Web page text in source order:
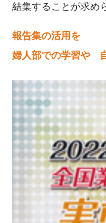
結集することが求め
報告集の活用を
婦人部での学習や